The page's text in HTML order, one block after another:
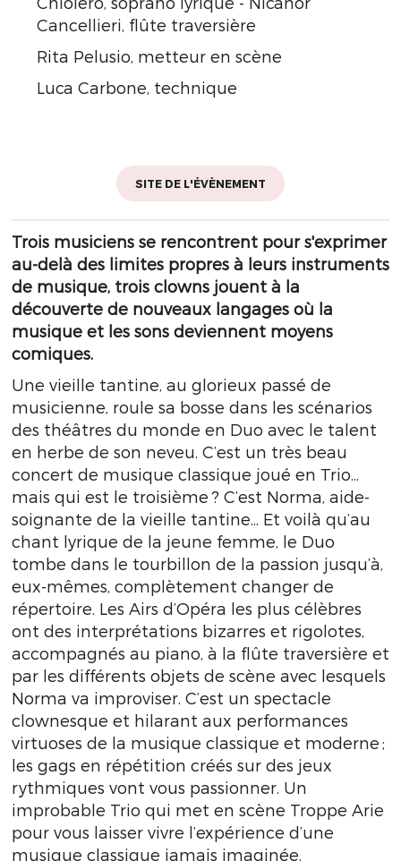
Cancellieri, flûte traversière
Rita Pelusio, metteur en scène
Luca Carbone, technique
SITE DE L'ÉVÈNEMENT
Trois musiciens se rencontrent pour s'exprimer
au-delà des limites propres à leurs instruments
de musique, trois clowns jouent à la
découverte de nouveaux langages où la
musique et les sons deviennent moyens
comiques.
Une vieille tantine, au glorieux passé de
musicienne, roule sa bosse dans les scénarios
des théâtres du monde en Duo avec le talent
en herbe de son neveu. C’est un très beau
concert de musique classique joué en Trio...
mais qui est le troisième ? C’est Norma, aide-
soignante de la vieille tantine... Et voilà qu’au
chant lyrique de la jeune femme, le Duo
tombe dans le tourbillon de la passion jusqu’à,
eux-mêmes, complètement changer de
répertoire. Les Airs d’Opéra les plus célèbres
ont des interprétations bizarres et rigolotes,
accompagnés au piano, à la ﬂûte traversière et
par les différents objets de scène avec lesquels
Norma va improviser. C’est un spectacle
clownesque et hilarant aux performances
virtuoses de la musique classique et moderne ;
les gags en répétition créés sur des jeux
rythmiques vont vous passionner. Un
improbable Trio qui met en scène Troppe Arie
pour vous laisser vivre l’expérience d’une
musique classique jamais imaginée.